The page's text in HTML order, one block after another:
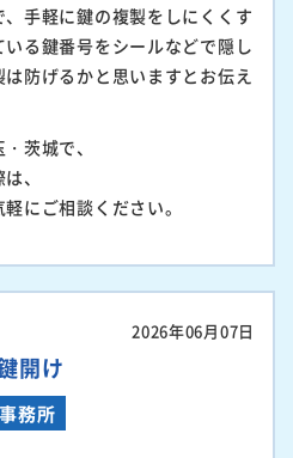
手軽に鍵の複製をしにくくす
る鍵番号をシールなどで隠し
防げるかと思いますとお伝え
茨城で、
、
にご相談ください。
2026年06月07日
開け
務所